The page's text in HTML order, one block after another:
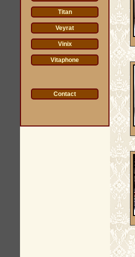
Titan
Veyrat
Vinix
Vitaphone
Contact